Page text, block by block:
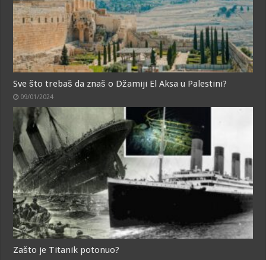
Sve što trebaš da znaš o Džamiji El Aksa u Palestini?
09/01/2024
Zašto je Titanik potonuo?